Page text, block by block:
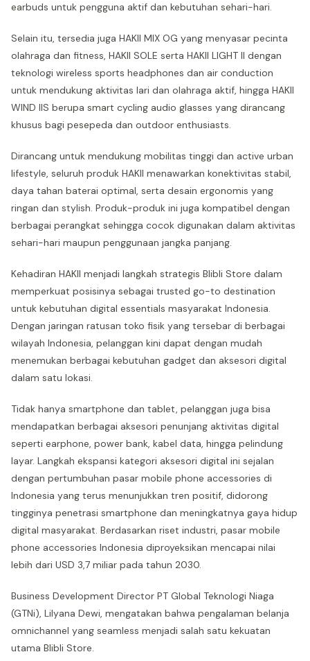
earbuds untuk pengguna aktif dan kebutuhan sehari-hari.
Selain itu, tersedia juga HAKII MIX OG yang menyasar pecinta
olahraga dan fitness, HAKII SOLE serta HAKII LIGHT II dengan
teknologi wireless sports headphones dan air conduction
untuk mendukung aktivitas lari dan olahraga aktif, hingga HAKII
WIND IIS berupa smart cycling audio glasses yang dirancang
khusus bagi pesepeda dan outdoor enthusiasts.
Dirancang untuk mendukung mobilitas tinggi dan active urban
lifestyle, seluruh produk HAKII menawarkan konektivitas stabil,
daya tahan baterai optimal, serta desain ergonomis yang
ringan dan stylish. Produk-produk ini juga kompatibel dengan
berbagai perangkat sehingga cocok digunakan dalam aktivitas
sehari-hari maupun penggunaan jangka panjang.
Kehadiran HAKII menjadi langkah strategis Blibli Store dalam
memperkuat posisinya sebagai trusted go-to destination
untuk kebutuhan digital essentials masyarakat Indonesia.
Dengan jaringan ratusan toko fisik yang tersebar di berbagai
wilayah Indonesia, pelanggan kini dapat dengan mudah
menemukan berbagai kebutuhan gadget dan aksesori digital
dalam satu lokasi.
Tidak hanya smartphone dan tablet, pelanggan juga bisa
mendapatkan berbagai aksesori penunjang aktivitas digital
seperti earphone, power bank, kabel data, hingga pelindung
layar. Langkah ekspansi kategori aksesori digital ini sejalan
dengan pertumbuhan pasar mobile phone accessories di
Indonesia yang terus menunjukkan tren positif, didorong
tingginya penetrasi smartphone dan meningkatnya gaya hidup
digital masyarakat. Berdasarkan riset industri, pasar mobile
phone accessories Indonesia diproyeksikan mencapai nilai
lebih dari USD 3,7 miliar pada tahun 2030.
Business Development Director PT Global Teknologi Niaga
(GTNi), Lilyana Dewi, mengatakan bahwa pengalaman belanja
omnichannel yang seamless menjadi salah satu kekuatan
utama Blibli Store.